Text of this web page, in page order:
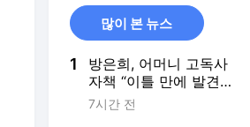
많이 본 뉴스
1
방은희, 어머니 고독사
자책 “이틀 만에 발견…
후회 돼”(‘특종세상’)
7시간 전